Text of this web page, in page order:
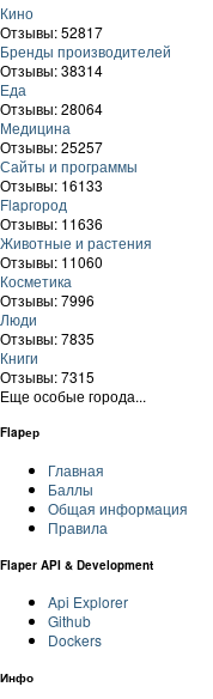
Кино
Отзывы: 52817
Бренды производителей
Отзывы: 38314
Еда
Отзывы: 28064
Медицина
Отзывы: 25257
Сайты и программы
Отзывы: 16133
Flapгород
Отзывы: 11636
Животные и растения
Отзывы: 11060
Косметика
Отзывы: 7996
Люди
Отзывы: 7835
Книги
Отзывы: 7315
Еще особые города...
Flapер
Главная
Баллы
Общая информация
Правила
Flaper API & Development
Api Explorer
Github
Dockers
Инфо